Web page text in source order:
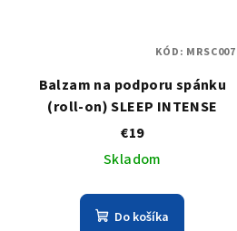
Balzam na podporu spánku
(roll-on) SLEEP INTENSE
€19
Skladom
Do košíka
KÓD: MRSC007